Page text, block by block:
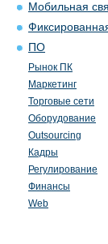
Мобильная
ПО
Рынок ПК
Маркетинг
Торговые сети
Оборудование
Outsourcing
Кадры
Регулирование
Финансы
Web